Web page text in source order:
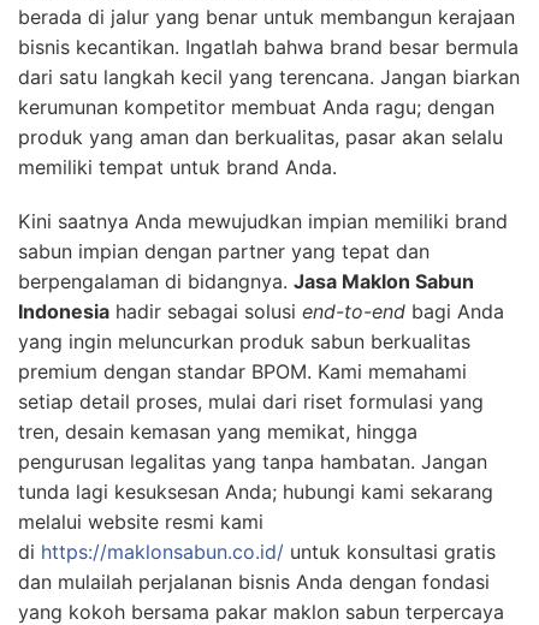
berada di jalur yang benar untuk membangun kerajaan
bisnis kecantikan. Ingatlah bahwa brand besar bermula
dari satu langkah kecil yang terencana. Jangan biarkan
kerumunan kompetitor membuat Anda ragu; dengan
produk yang aman dan berkualitas, pasar akan selalu
memiliki tempat untuk brand Anda.
Kini saatnya Anda mewujudkan impian memiliki brand
sabun impian dengan partner yang tepat dan
berpengalaman di bidangnya. Jasa Maklon Sabun
Indonesia hadir sebagai solusi end-to-end bagi Anda
yang ingin meluncurkan produk sabun berkualitas
premium dengan standar BPOM. Kami memahami
setiap detail proses, mulai dari riset formulasi yang
tren, desain kemasan yang memikat, hingga
pengurusan legalitas yang tanpa hambatan. Jangan
tunda lagi kesuksesan Anda; hubungi kami sekarang
melalui website resmi kami
di https://maklonsabun.co.id/ untuk konsultasi gratis
dan mulailah perjalanan bisnis Anda dengan fondasi
yang kokoh bersama pakar maklon sabun terpercaya